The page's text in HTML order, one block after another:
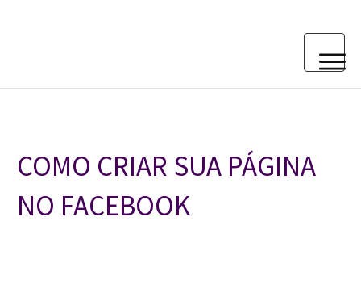
COMO CRIAR SUA PÁGINA
NO FACEBOOK